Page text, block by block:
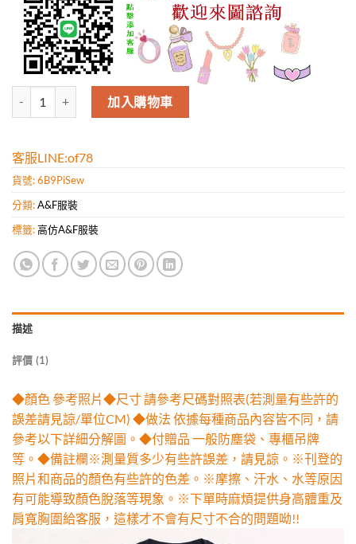
高仿A&F男款新款時尚休閑短袖T恤.好質量是您的需求好品味是您該
加入購物車
客服LINE:of78
貨號:6B9PiSew
分類:A&F服裝
標籤:高仿A&F服裝
描述
評價 (1)
◆顏色 參考照片◆尺寸 請參考尺碼對照表(若測量有些許的
誤差請見諒/單位CM) ◆做法 依據每種商品內容皆不同，請
參考以下詳細分解圖。◆付贈品 一般防塵袋、專櫃吊牌
等。◆備註欄※測量質多少有些許誤差，請見諒。※刊登的
照片和商品的顏色有些許的色差。※摩擦、汗水、水等原因
有可能導致顏色脫落等現象。※下單時麻煩提供身高體重及
肩寬胸圍給客服，這樣才不會有尺寸不合的問題呦!!